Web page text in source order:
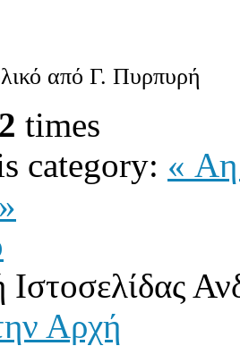
από Γ. Πυρπυρή
times
category: « Αη
Αρχή